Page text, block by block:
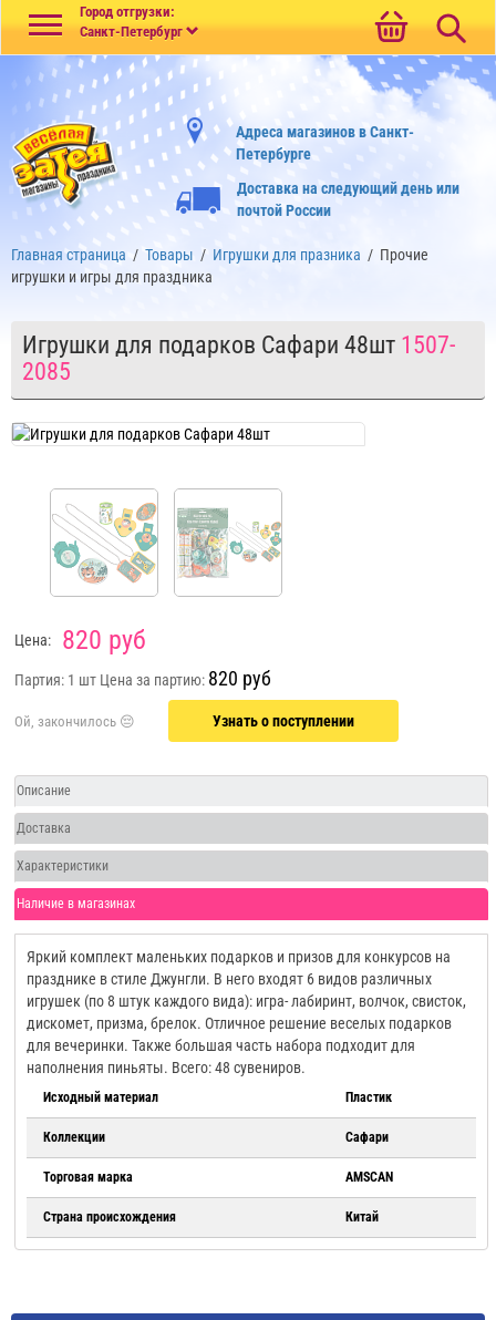
Город отгрузки:
Санкт-Петербург
Адреса магазинов в Санкт-
Петербурге
Доставка на следующий день или
почтой России
Главная страница / Товары / Игрушки для празника / Прочие
игрушки и игры для праздника
Игрушки для подарков Сафари 48шт 1507-
2085
Цена: 820 руб
Партия: 1 шт Цена за партию: 820 руб
Узнать о поступлении
Описание
Доставка
Характеристики
Наличие в магазинах
Яркий комплект маленьких подарков и призов для конкурсов на
празднике в стиле Джунгли. В него входят 6 видов различных
игрушек (по 8 штук каждого вида): игра- лабиринт, волчок, свисток,
дискомет, призма, брелок. Отличное решение веселых подарков
для вечеринки. Также большая часть набора подходит для
наполнения пиньяты. Всего: 48 сувениров.
Исходный материал Пластик
Коллекции Сафари
Торговая марка AMSCAN
Страна происхождения Китай